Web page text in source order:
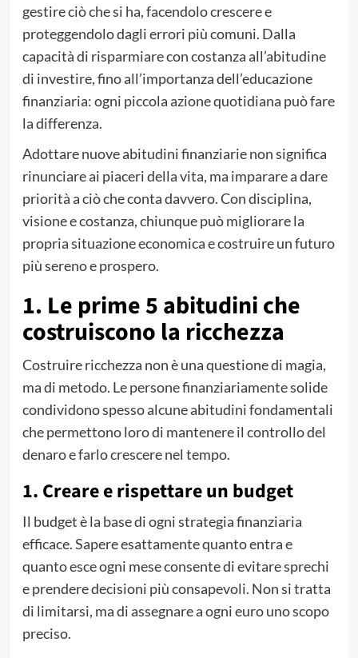
gestire ciò che si ha, facendolo crescere e
proteggendolo dagli errori più comuni. Dalla
capacità di risparmiare con costanza all’abitudine
di investire, fino all’importanza dell’educazione
finanziaria: ogni piccola azione quotidiana può fare
la differenza.
Adottare nuove abitudini finanziarie non significa
rinunciare ai piaceri della vita, ma imparare a dare
priorità a ciò che conta davvero. Con disciplina,
visione e costanza, chiunque può migliorare la
propria situazione economica e costruire un futuro
più sereno e prospero.
1. Le prime 5 abitudini che
costruiscono la ricchezza
Costruire ricchezza non è una questione di magia,
ma di metodo. Le persone finanziariamente solide
condividono spesso alcune abitudini fondamentali
che permettono loro di mantenere il controllo del
denaro e farlo crescere nel tempo.
1. Creare e rispettare un budget
Il budget è la base di ogni strategia finanziaria
efficace. Sapere esattamente quanto entra e
quanto esce ogni mese consente di evitare sprechi
e prendere decisioni più consapevoli. Non si tratta
di limitarsi, ma di assegnare a ogni euro uno scopo
preciso.